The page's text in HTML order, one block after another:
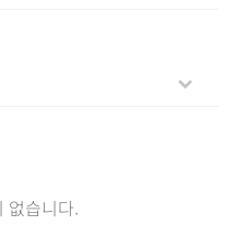
없습니다.